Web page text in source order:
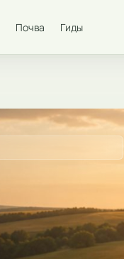
Почва Гиды